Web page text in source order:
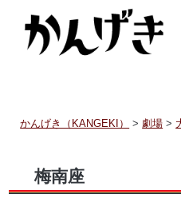
かんげき（KANGEKI） >劇場 >
梅南座